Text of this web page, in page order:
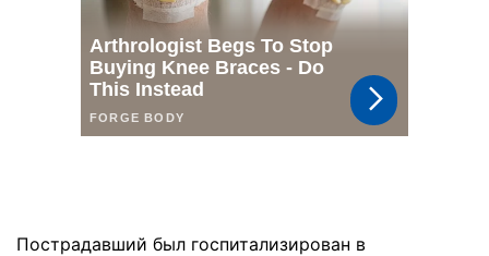
Пострадавший был госпитализирован в